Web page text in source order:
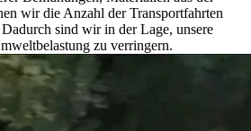
wir die Anzahl der Transportfahrten
sind wir in der Lage, unsere
zu verringern.